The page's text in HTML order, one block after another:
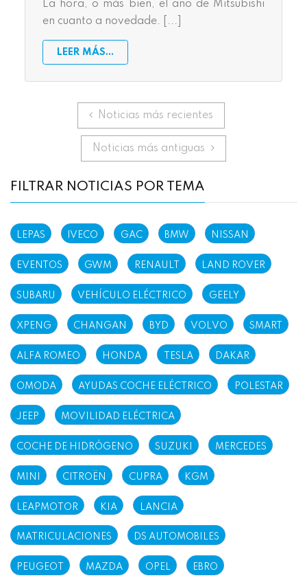
La hora, o más bien, el año de Mitsubishi
en cuanto a novedade. [...]
LEER MÁS...
Noticias más recientes
Noticias más antiguas Siguiente
FILTRAR NOTICIAS POR TEMA
LEPAS IVECO GAC BMW NISSAN
EVENTOS GWM RENAULT LAND ROVER
SUBARU VEHÍCULO ELÉCTRICO GEELY
XPENG CHANGAN BYD VOLVO SMART
ALFA ROMEO HONDA TESLA DAKAR
OMODA AYUDAS COCHE ELÉCTRICO POLESTAR
JEEP MOVILIDAD ELÉCTRICA
COCHE DE HIDRÓGENO SUZUKI MERCEDES
MINI CITROËN CUPRA KGM
LEAPMOTOR KIA LANCIA
MATRICULACIONES DS AUTOMOBILES
PEUGEOT MAZDA OPEL EBRO